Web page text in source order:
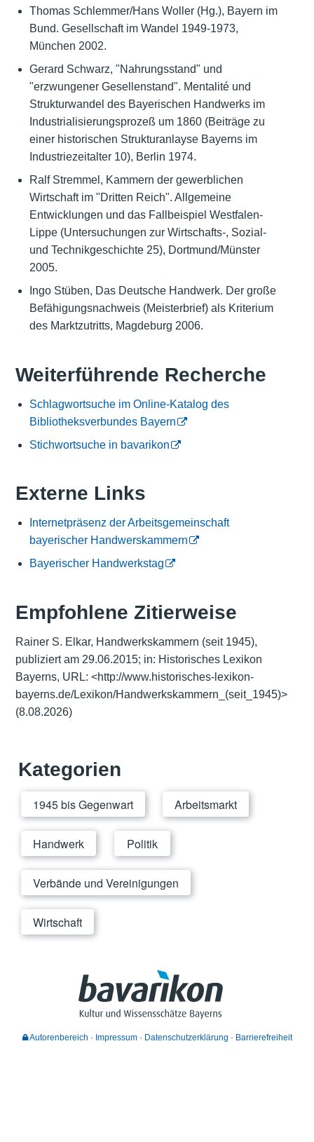
Thomas Schlemmer/Hans Woller (Hg.), Bayern im
Bund. Gesellschaft im Wandel 1949-1973,
München 2002.
Gerard Schwarz, "Nahrungsstand" und
"erzwungener Gesellenstand". Mentalité und
Strukturwandel des Bayerischen Handwerks im
Industrialisierungsprozeß um 1860 (Beiträge zu
einer historischen Strukturanlayse Bayerns im
Industriezeitalter 10), Berlin 1974.
Ralf Stremmel, Kammern der gewerblichen
Wirtschaft im "Dritten Reich". Allgemeine
Entwicklungen und das Fallbeispiel Westfalen-
Lippe (Untersuchungen zur Wirtschafts-, Sozial-
und Technikgeschichte 25), Dortmund/Münster
2005.
Ingo Stüben, Das Deutsche Handwerk. Der große
Befähigungsnachweis (Meisterbrief) als Kriterium
des Marktzutritts, Magdeburg 2006.
Weiterführende Recherche
Schlagwortsuche im Online-Katalog des
Bibliotheksverbundes Bayern
Stichwortsuche in bavarikon
Externe Links
Internetpräsenz der Arbeitsgemeinschaft
bayerischer Handwerskammern
Bayerischer Handwerkstag
Empfohlene Zitierweise
Rainer S. Elkar, Handwerkskammern (seit 1945),
publiziert am 29.06.2015; in: Historisches Lexikon
Bayerns, URL: <http://www.historisches-lexikon-
bayerns.de/Lexikon/Handwerkskammern_(seit_1945)>
(8.08.2026)
Kategorien
1945 bis Gegenwart Arbeitsmarkt
Handwerk Politik
Verbände und Vereinigungen
Wirtschaft
Autorenbereich Impressum Datenschutzerklärung Barrierefreiheit